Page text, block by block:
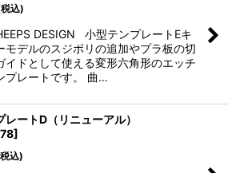
込)
DESIGN 小型テンプレートEキ
モデルのスジボリの追加やプラ板の切
イドとして使える変形六角形のエッチ
プレートです。 曲…
レートD（リニューアル）
]
込)